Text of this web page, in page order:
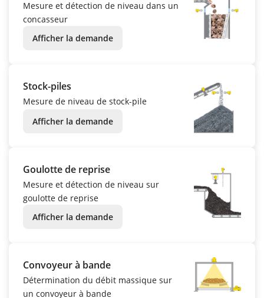
Mesure et détection de niveau dans un
concasseur
Afficher la demande
Stock-piles
Mesure de niveau de stock-pile
Afficher la demande
Goulotte de reprise
Mesure et détection de niveau sur
goulotte de reprise
Afficher la demande
Convoyeur à bande
Détermination du débit massique sur
un convoyeur à bande